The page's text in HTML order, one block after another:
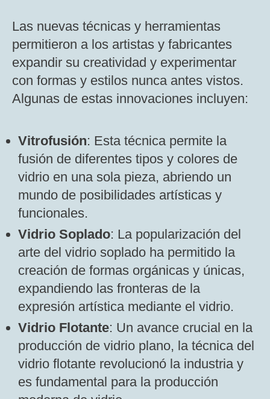
Las nuevas técnicas y herramientas
permitieron a los artistas y fabricantes
expandir su creatividad y experimentar
con formas y estilos nunca antes vistos.
Algunas de estas innovaciones incluyen:
Vitrofusión: Esta técnica permite la
fusión de diferentes tipos y colores de
vidrio en una sola pieza, abriendo un
mundo de posibilidades artísticas y
funcionales.
Vidrio Soplado: La popularización del
arte del vidrio soplado ha permitido la
creación de formas orgánicas y únicas,
expandiendo las fronteras de la
expresión artística mediante el vidrio.
Vidrio Flotante: Un avance crucial en la
producción de vidrio plano, la técnica del
vidrio flotante revolucionó la industria y
es fundamental para la producción